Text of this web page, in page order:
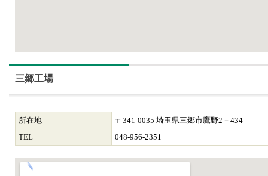
三郷工場
所在地
〒341-0035 埼玉県三郷市鷹野2－434
TEL
048-956-2351